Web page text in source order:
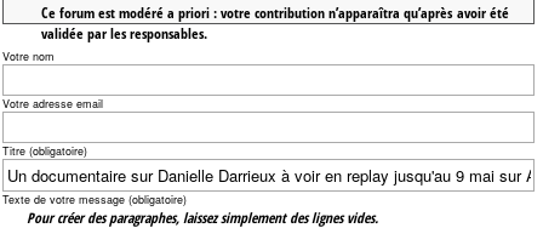
Ce forum est modéré a priori : votre contribution n’apparaîtra qu’après avoir été
validée par les responsables.
Votre nom
Votre adresse email
Titre (obligatoire)
Texte de votre message (obligatoire)
Pour créer des paragraphes, laissez simplement des lignes vides.